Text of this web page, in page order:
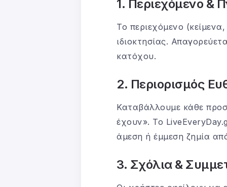
1. Περιεχόμενο &
Το περιεχόμενο
ιδιοκτησίας.
κατόχου.
2. Περιορισμός
Καταβάλλουμε κάθε
έχουν». Το
άμεση ή έμμεση ζημία
3. Σχόλια &